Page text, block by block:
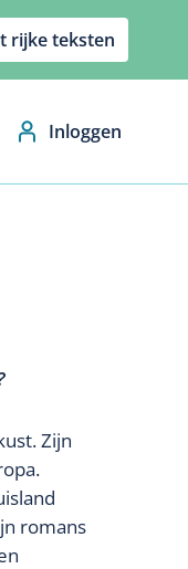
rijke teksten
Inloggen
Zijn
romans